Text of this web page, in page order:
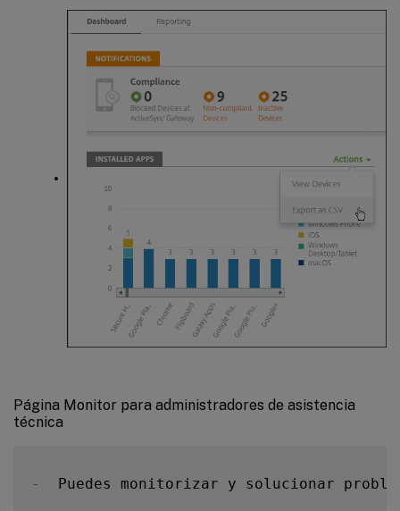
Página Monitor para administradores de asistencia
técnica
-
Puedes monitorizar y solucionar